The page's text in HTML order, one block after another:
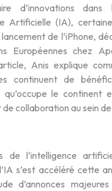
d’innovations
Artificielle (IA),
de l’iPhone,
Européennes chez
Anis explique
continuent de
le continent
collaboration au sein
de l’intelligence
s’est accéléré cette
d’annonces